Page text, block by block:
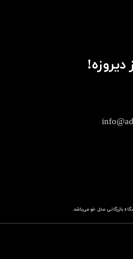
باز​​​​​​​رگانی عدل خو می‌باشد.
دیروزه!